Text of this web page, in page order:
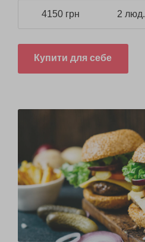
4150 грн 2 люд.
Купити для себе